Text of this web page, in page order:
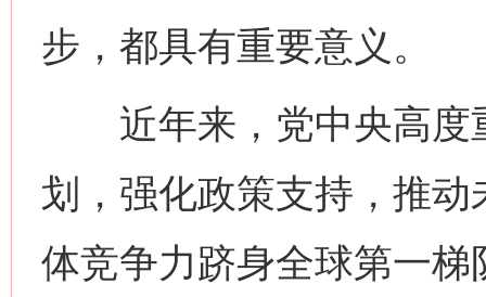
步，都具有重要意义。
近年来，党中央高度
划，强化政策支持，推
体竞争力跻身全球第一梯